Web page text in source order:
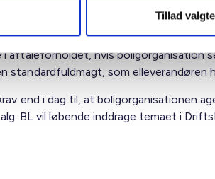
Tillad valgte
være opmærksom på, at man ikke
aftaleforholdet, hvis boligorganisation
standardfuldmagt, som elleverandøren
end i dag til, at boligorganisationen
BL vil løbende inddrage temaet i